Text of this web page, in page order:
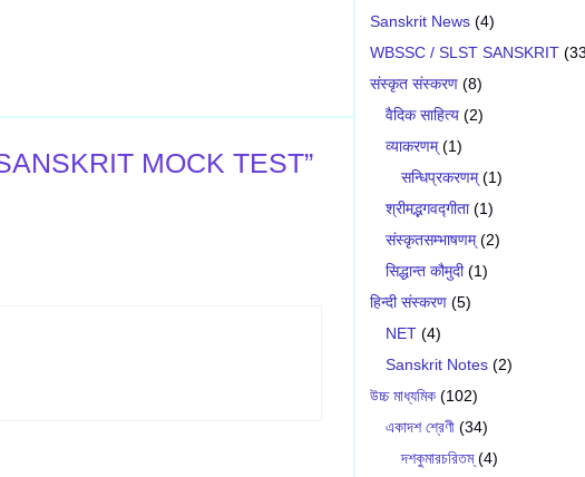
MOCK TEST”
Sanskrit News (4)
WBSSC / SLST SANSKRIT
संस्कृत संस्करण (8)
वैदिक साहित्य (2)
व्याकरणम्(1)
सन्धिप्रकरणम्(1)
श्रीमद्भगवद्गीता(1)
संस्कृतसम्भाषणम्(2)
सिद्धान्त कौमुदी(1)
हिन्दी संस्करण (5)
NET (4)
Sanskrit Notes (2)
উচ্চ মাধ্যমিক (102)
একাদশ শ্রেণী (34)
দশকুমারচরিতম্(4)